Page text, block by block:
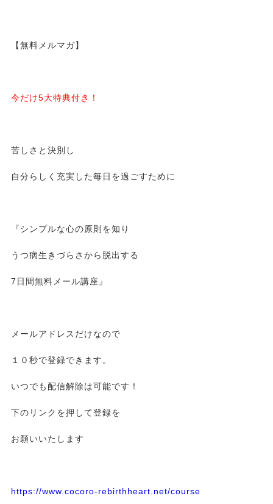
【無料メルマガ】
今だけ5大特典付き！
苦しさと決別し
自分らしく充実した毎日を過ごすために
『シンプルな心の原則を知り
うつ病生きづらさから脱出する
7日間無料メール講座』
メールアドレスだけなので
１０秒で登録できます。
いつでも配信解除は可能です！
下のリンクを押して登録を
お願いいたします
https://www.cocoro-rebirthheart.net/course